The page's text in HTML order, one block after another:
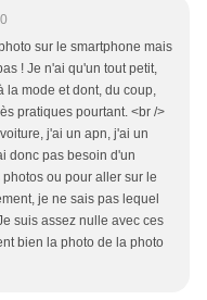
sur le smartphone mais
! Je n'ai qu'un tout petit,
la mode et dont, du coup,
pratiques pourtant. <br />
j'ai un apn, j'ai un
donc pas besoin d'un
ou pour aller sur le
je ne sais pas lequel
suis assez nulle avec ces
bien la photo de la photo